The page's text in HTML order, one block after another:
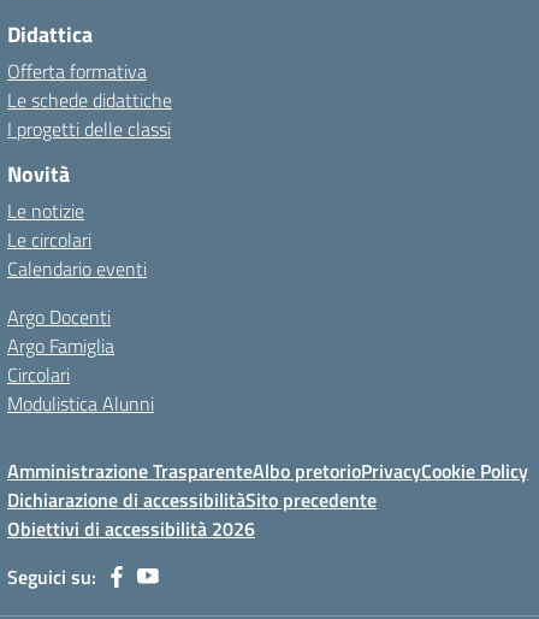
Didattica
Offerta formativa
Le schede didattiche
I progetti delle classi
Novità
Le notizie
Le circolari
Calendario eventi
Argo Docenti
Argo Famiglia
Circolari
Modulistica Alunni
Amministrazione TrasparenteAlbo pretorioPrivacyCookie Policy
Dichiarazione di accessibilitàSito precedente
Obiettivi di accessibilità 2026
Seguici su: